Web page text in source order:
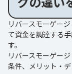
リバースモーゲージ
て資金を調達する
す。
リバースモーゲー
条件、メリット・